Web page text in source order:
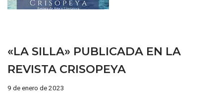
«LA SILLA» PUBLICADA EN LA
REVISTA CRISOPEYA
9 de enero de 2023